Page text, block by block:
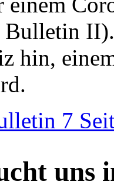
hin,
7
uns